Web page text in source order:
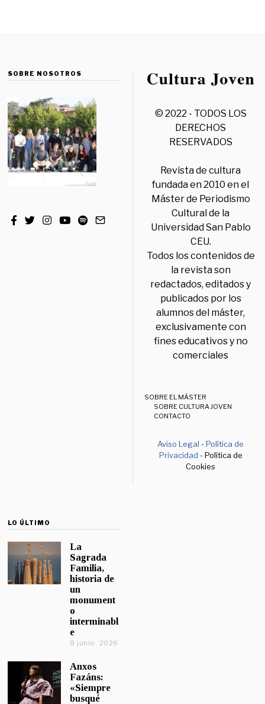
SOBRE NOSOTROS
© 2022 - TODOS LOS
DERECHOS
RESERVADOS
Revista de cultura
fundada en 2010 en el
Máster de Periodismo
Cultural de la
Universidad San Pablo
CEU.
Todos los contenidos de
la revista son
redactados, editados y
publicados por los
alumnos del máster,
exclusivamente con
fines educativos y no
comerciales
SOBRE EL MÁSTER
SOBRE CULTURA JOVEN
CONTACTO
Aviso Legal -Política de
Privacidad - Política de
Cookies
LO ÚLTIMO
La
Sagrada
Familia,
historia de
un
monument
o
interminabl
e
8 junio, 2026
Anxos
Fazáns:
«Siempre
busqué